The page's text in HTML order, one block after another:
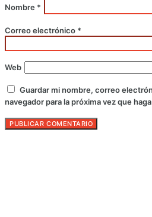
Nombre *
Correo electrónico *
Web
Guardar mi nombre, correo
navegador para la próxima vez que